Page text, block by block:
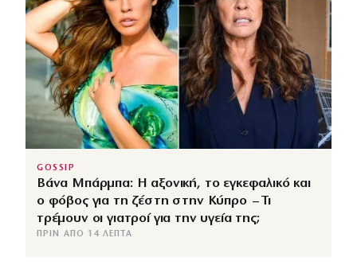
GOSSIP
Βάνα Μπάρμπα: Η αξονική, το εγκεφαλικό και
ο φόβος για τη ζέστη στην Κύπρο – Τι
τρέμουν οι γιατροί για την υγεία της;
ΠΡΙΝ ΑΠΌ 14 ΛΕΠΤΆ